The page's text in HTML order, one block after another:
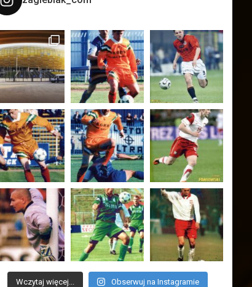
Wczytaj więcej... Obserwuj na Instagramie